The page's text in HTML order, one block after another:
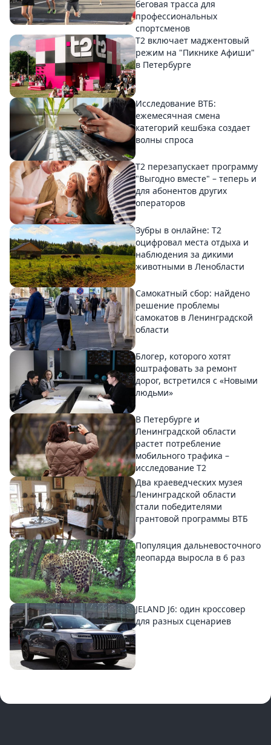
беговая трасса для
профессиональных
спортсменов
Т2 включает маджентовый
режим на "Пикнике Афиши"
в Петербурге
Исследование ВТБ:
ежемесячная смена
категорий кешбэка создает
волны спроса
Т2 перезапускает программу
"Выгодно вместе" – теперь и
для абонентов других
операторов
Зубры в онлайне: Т2
оцифровал места отдыха и
наблюдения за дикими
животными в Ленобласти
Самокатный сбор: найдено
решение проблемы
самокатов в Ленинградской
области
Блогер, которого хотят
оштрафовать за ремонт
дорог, встретился с «Новыми
людьми»
В Петербурге и
Ленинградской области
растет потребление
мобильного трафика –
исследование T2
Два краеведческих музея
Ленинградской области
стали победителями
грантовой программы ВТБ
Популяция дальневосточного
леопарда выросла в 6 раз
JELAND J6: один кроссовер
для разных сценариев